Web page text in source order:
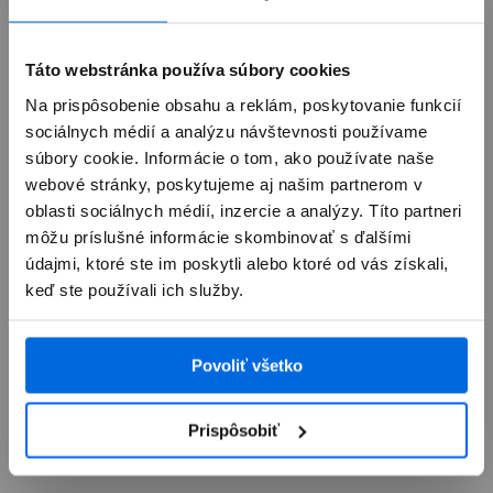
Táto webstránka používa súbory cookies
Na prispôsobenie obsahu a reklám, poskytovanie funkcií
sociálnych médií a analýzu návštevnosti používame
súbory cookie. Informácie o tom, ako používate naše
webové stránky, poskytujeme aj našim partnerom v
oblasti sociálnych médií, inzercie a analýzy. Títo partneri
môžu príslušné informácie skombinovať s ďalšími
údajmi, ktoré ste im poskytli alebo ktoré od vás získali,
keď ste používali ich služby.
Povoliť všetko
Prispôsobiť
Starý za nový
Doručenie a vyzdvihnutie
Zdielať
Prehľad
Popis